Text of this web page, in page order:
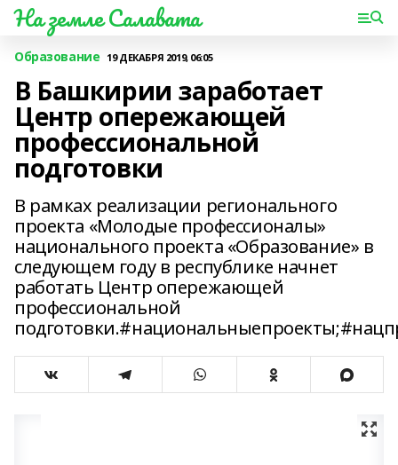
На земле Салавата
Образование 19 ДЕКАБРЯ 2019, 06:05
В Башкирии заработает
Центр опережающей
профессиональной
подготовки
В рамках реализации регионального
проекта «Молодые профессионалы»
национального проекта «Образование» в
следующем году в республике начнет
работать Центр опережающей
профессиональной